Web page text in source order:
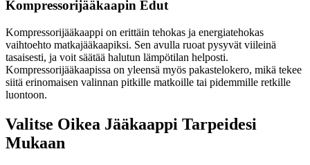
Kompressorijääkaapin Edut
Kompressorijääkaappi on erittäin tehokas ja energiatehokas
vaihtoehto matkajääkaapiksi. Sen avulla ruoat pysyvät viileinä
tasaisesti, ja voit säätää halutun lämpötilan helposti.
Kompressorijääkaapissa on yleensä myös pakastelokero, mikä tekee
siitä erinomaisen valinnan pitkille matkoille tai pidemmille retkille
luontoon.
Valitse Oikea Jääkaappi Tarpeidesi
Mukaan